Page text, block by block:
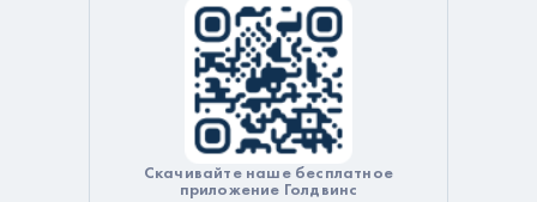
Скачивайте наше бесплатное
приложение Голдвинс